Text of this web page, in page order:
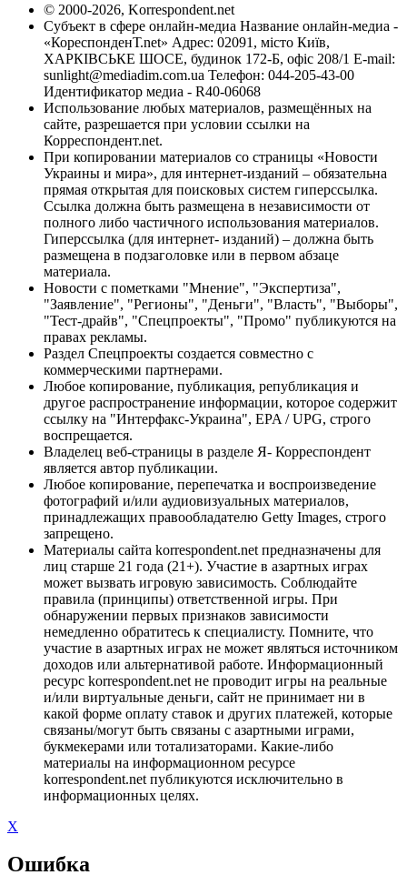
© 2000-2026, Korrespondent.net
Субъект в сфере онлайн-медиа Название онлайн-медиа -
«КореспонденТ.net» Адрес: 02091, місто Київ,
ХАРКІВСЬКЕ ШОСЕ, будинок 172-Б, офіс 208/1 E-mail:
sunlight@mediadim.com.ua Телефон: 044-205-43-00
Идентификатор медиа - R40-06068
Использование любых материалов, размещённых на
сайте, разрешается при условии ссылки на
Корреспондент.net.
При копировании материалов со страницы «Новости
Украины и мира», для интернет-изданий – обязательна
прямая открытая для поисковых систем гиперссылка.
Ссылка должна быть размещена в независимости от
полного либо частичного использования материалов.
Гиперссылка (для интернет- изданий) – должна быть
размещена в подзаголовке или в первом абзаце
материала.
Новости с пометками "Мнение", "Экспертиза",
"Заявление", "Регионы", "Деньги", "Власть", "Выборы",
"Тест-драйв", "Спецпроекты", "Промо" публикуются на
правах рекламы.
Раздел Спецпроекты создается совместно с
коммерческими партнерами.
Любое копирование, публикация, републикация и
другое распространение информации, которое содержит
ссылку на "Интерфакс-Украина", EPA / UPG, строго
воспрещается.
Владелец веб-страницы в разделе Я- Корреспондент
является автор публикации.
Любое копирование, перепечатка и воспроизведение
фотографий и/или аудиовизуальных материалов,
принадлежащих правообладателю Getty Images, строго
запрещено.
Материалы сайта korrespondent.net предназначены для
лиц старше 21 года (21+). Участие в азартных играх
может вызвать игровую зависимость. Соблюдайте
правила (принципы) ответственной игры. При
обнаружении первых признаков зависимости
немедленно обратитесь к специалисту. Помните, что
участие в азартных играх не может являться источником
доходов или альтернативой работе. Информационный
ресурс korrespondent.net не проводит игры на реальные
и/или виртуальные деньги, сайт не принимает ни в
какой форме оплату ставок и других платежей, которые
связаны/могут быть связаны с азартными играми,
букмекерами или тотализаторами. Какие-либо
материалы на информационном ресурсе
korrespondent.net публикуются исключительно в
информационных целях.
X
Ошибка